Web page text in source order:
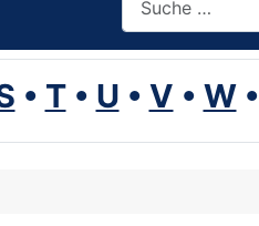
• T• U • V • W•